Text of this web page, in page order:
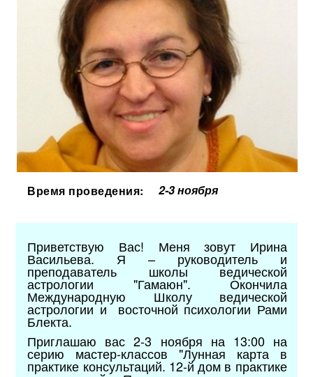
Время проведения: 2-3 ноября
Приветствую Вас! Меня зовут Ирина
Васильева. Я – руководитель и
преподаватель школы ведической
астрологии "Гамаюн". Окончила
Международную Школу ведической
астрологии и восточной психологии Рами
Блекта.
Приглашаю вас 2-3 ноября на 13:00 на
серию мастер-классов "Лунная карта в
практике консультаций. 12-й дом в практике